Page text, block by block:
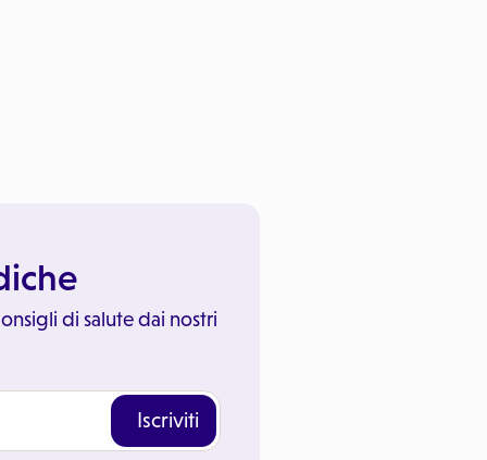
di salute dai nostri
Iscriviti